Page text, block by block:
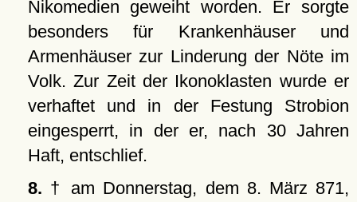
Nikomedien geweiht worden. Er sorgte
besonders für Krankenhäuser und
Armenhäuser zur Linderung der Nöte im
Volk. Zur Zeit der Ikonoklasten wurde er
verhaftet und in der Festung Strobion
eingesperrt, in der er, nach 30 Jahren
Haft, entschlief.
8. † am Donnerstag, dem 8. März 871,